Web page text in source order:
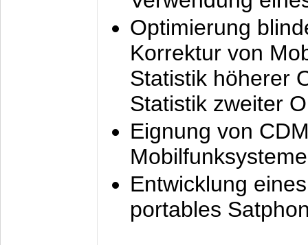
Optimierung
Korrektur von
Statistik höherer
Statistik zweiter
Eignung von
Mobilfunksysteme
Entwicklung
portables